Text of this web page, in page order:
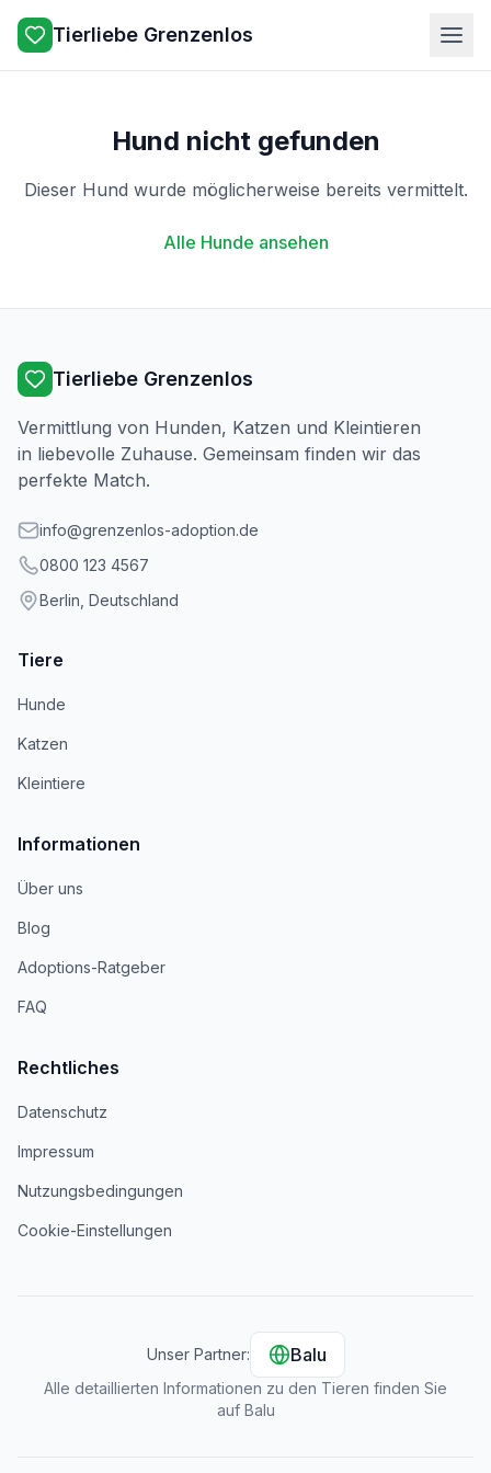
Tierliebe Grenzenlos
Hund nicht gefunden
Dieser Hund wurde möglicherweise bereits vermittelt.
Alle Hunde ansehen
Tierliebe Grenzenlos
Vermittlung von Hunden, Katzen und Kleintieren
in liebevolle Zuhause. Gemeinsam finden wir das
perfekte Match.
info@grenzenlos-adoption.de
0800 123 4567
Berlin, Deutschland
Tiere
Hunde
Katzen
Kleintiere
Informationen
Über uns
Blog
Adoptions-Ratgeber
FAQ
Rechtliches
Datenschutz
Impressum
Nutzungsbedingungen
Cookie-Einstellungen
Unser Partner: Balu
Alle detaillierten Informationen zu den Tieren finden Sie
auf Balu